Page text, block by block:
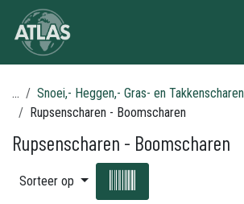
Overslaan naar inhoud
...
Snoei,- Heggen,- Gras- en Takkenscharen
Rupsenscharen - Boomscharen
Rupsenscharen - Boomscharen
Sorteer op